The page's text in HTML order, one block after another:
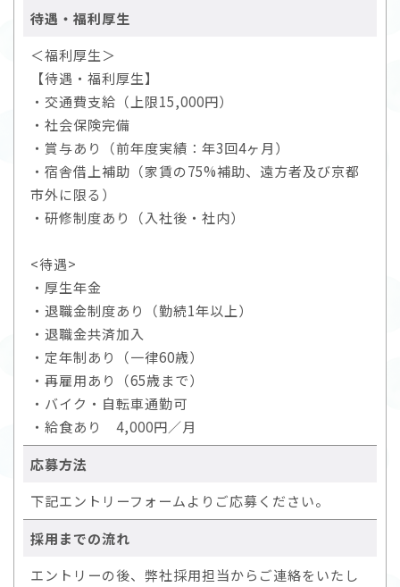
待遇・福利厚生
＜福利厚生＞
【待遇・福利厚生】
・交通費支給（上限15,000円）
・社会保険完備
・賞与あり（前年度実績：年3回4ヶ月）
・宿舎借上補助（家賃の75%補助、遠方者及び京都
市外に限る）
・研修制度あり（入社後・社内）
<待遇>
・厚生年金
・退職金制度あり（勤続1年以上）
・退職金共済加入
・定年制あり（一律60歳）
・再雇用あり（65歳まで）
・バイク・自転車通勤可
・給食あり 4,000円／月
応募方法
下記エントリーフォームよりご応募ください。
採用までの流れ
エントリーの後、弊社採用担当からご連絡をいたし